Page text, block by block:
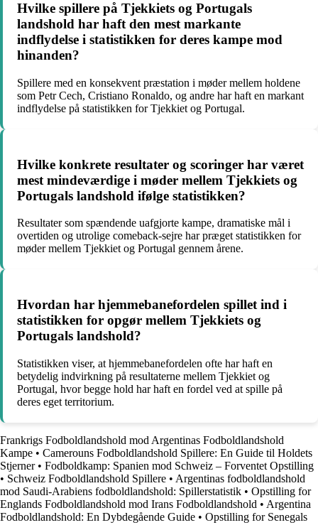
Hvilke spillere på Tjekkiets og Portugals
landshold har haft den mest markante
indflydelse i statistikken for deres kampe mod
hinanden?
Spillere med en konsekvent præstation i møder mellem holdene
som Petr Cech, Cristiano Ronaldo, og andre har haft en markant
indflydelse på statistikken for Tjekkiet og Portugal.
Hvilke konkrete resultater og scoringer har været
mest mindeværdige i møder mellem Tjekkiets og
Portugals landshold ifølge statistikken?
Resultater som spændende uafgjorte kampe, dramatiske mål i
overtiden og utrolige comeback-sejre har præget statistikken for
møder mellem Tjekkiet og Portugal gennem årene.
Hvordan har hjemmebanefordelen spillet ind i
statistikken for opgør mellem Tjekkiets og
Portugals landshold?
Statistikken viser, at hjemmebanefordelen ofte har haft en
betydelig indvirkning på resultaterne mellem Tjekkiet og
Portugal, hvor begge hold har haft en fordel ved at spille på
deres eget territorium.
Frankrigs Fodboldlandshold mod Argentinas Fodboldlandshold
Kampe • Camerouns Fodboldlandshold Spillere: En Guide til Holdets
Stjerner• Fodboldkamp: Spanien mod Schweiz – Forventet Opstilling
• Schweiz Fodboldlandshold Spillere • Argentinas fodboldlandshold
mod Saudi-Arabiens fodboldlandshold: Spillerstatistik • Opstilling for
Englands Fodboldlandshold mod Irans Fodboldlandshold • Argentina
Fodboldlandshold: En Dybdegående Guide • Opstilling for Senegals